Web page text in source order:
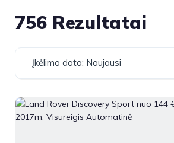
756 Rezultatai
Įkėlimo data: Naujausi